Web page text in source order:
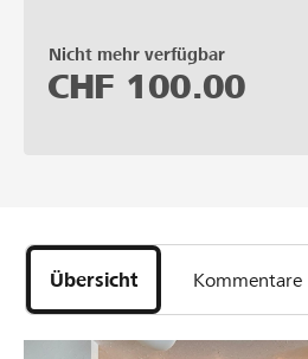
Nicht mehr verfügbar
CHF 100.00
Übersicht Kommentare